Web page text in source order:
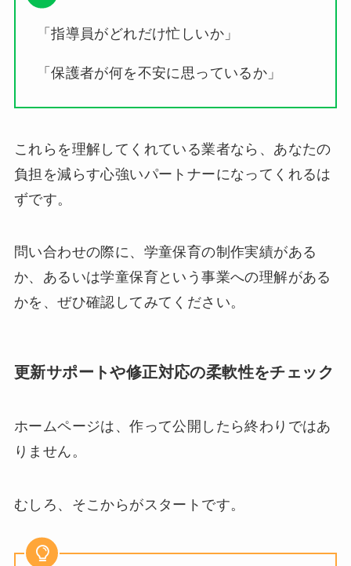
「指導員がどれだけ忙しいか」
「保護者が何を不安に思っているか」
これらを理解してくれている業者なら、あなたの
負担を減らす心強いパートナーになってくれるは
ずです。
問い合わせの際に、学童保育の制作実績がある
か、あるいは学童保育という事業への理解がある
かを、ぜひ確認してみてください。
更新サポートや修正対応の柔軟性をチェック
ホームページは、作って公開したら終わりではあ
りません。
むしろ、そこからがスタートです。